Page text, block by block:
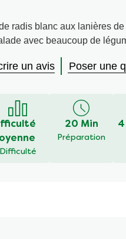
radis blanc aux lanières
avec beaucoup de
un avis Poser une
Difficulté
20 Min
Préparation
4